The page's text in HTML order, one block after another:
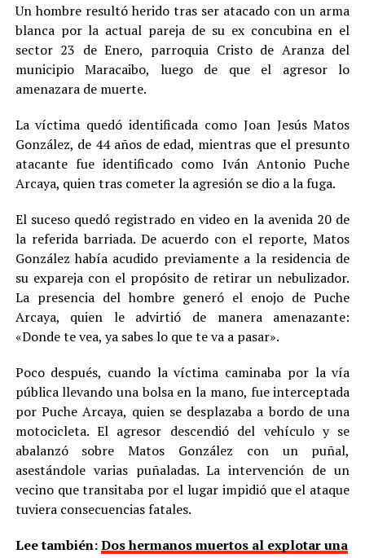
Un hombre resultó herido tras ser atacado con un arma
blanca por la actual pareja de su ex concubina en el
sector 23 de Enero, parroquia Cristo de Aranza del
municipio Maracaibo, luego de que el agresor lo
amenazara de muerte.
La víctima quedó identificada como Joan Jesús Matos
González, de 44 años de edad, mientras que el presunto
atacante fue identificado como Iván Antonio Puche
Arcaya, quien tras cometer la agresión se dio a la fuga.
El suceso quedó registrado en video en la avenida 20 de
la referida barriada. De acuerdo con el reporte, Matos
González había acudido previamente a la residencia de
su expareja con el propósito de retirar un nebulizador.
La presencia del hombre generó el enojo de Puche
Arcaya, quien le advirtió de manera amenazante:
«Donde te vea, ya sabes lo que te va a pasar».
Poco después, cuando la víctima caminaba por la vía
pública llevando una bolsa en la mano, fue interceptada
por Puche Arcaya, quien se desplazaba a bordo de una
motocicleta. El agresor descendió del vehículo y se
abalanzó sobre Matos González con un puñal,
asestándole varias puñaladas. La intervención de un
vecino que transitaba por el lugar impidió que el ataque
tuviera consecuencias fatales.
Lee también:Dos hermanos muertos al explotar una